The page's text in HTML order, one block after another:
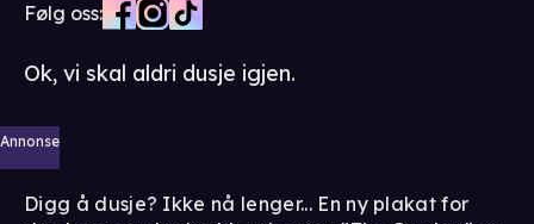
Følg oss:
Ok, vi skal aldri dusje igjen.
Annonse
Digg å dusje? Ikke nå lenger... En ny plakat for